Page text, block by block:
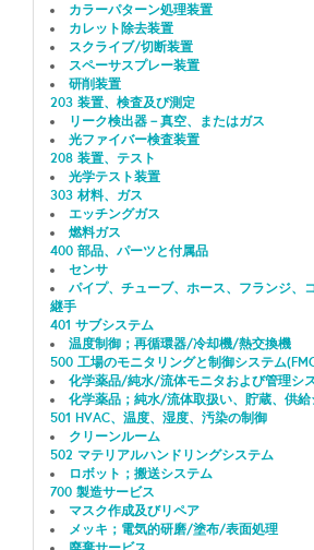
カラーパターン処理装置
カレット除去装置
スクライブ/切断装置
スペーサスプレー装置
研削装置
203 装置、検査及び測定
リーク検出器－真空、またはガス
光ファイバー検査装置
208 装置、テスト
光学テスト装置
303 材料、ガス
エッチングガス
燃料ガス
400 部品、パーツと付属品
センサ
パイプ、チューブ、ホース、フランジ、
継手
401 サブシステム
温度制御；再循環器/冷却機/熱交換機
500 工場のモニタリングと制御システム
化学薬品/純水/流体モニタおよび管理シ
化学薬品；純水/流体取扱い、貯蔵、供給
501 HVAC、温度、湿度、汚染の制御
クリーンルーム
502 マテリアルハンドリングシステム
ロボット；搬送システム
700 製造サービス
マスク作成及びリペア
メッキ；電気的研磨/塗布/表面処理